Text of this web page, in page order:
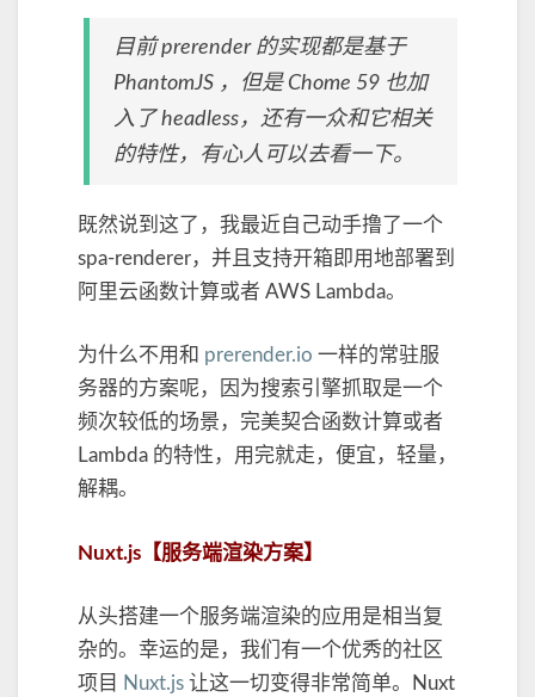
目前 prerender 的实现都是基于
PhantomJS ，但是 Chome 59 也加
入了 headless，还有一众和它相关
的特性，有心人可以去看一下。
既然说到这了，我最近自己动手撸了一个
spa-renderer，并且支持开箱即用地部署到
阿里云函数计算或者 AWS Lambda。
为什么不用和 prerender.io 一样的常驻服
务器的方案呢，因为搜索引擎抓取是一个
频次较低的场景，完美契合函数计算或者
Lambda 的特性，用完就走，便宜，轻量，
解耦。
Nuxt.js【服务端渲染方案】
从头搭建一个服务端渲染的应用是相当复
杂的。幸运的是，我们有一个优秀的社区
项目
Nuxt.js 让这一切变得非常简单。Nuxt